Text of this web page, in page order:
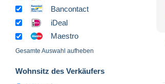
Bancontact
iDeal
Maestro
Gesamte Auswahl aufheben
Wohnsitz des Verkäufers